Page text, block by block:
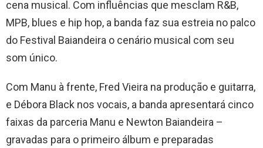
cena musical. Com influências que mesclam R&B,
MPB, blues e hip hop, a banda faz sua estreia no palco
do Festival Baiandeira o cenário musical com seu
som único.
Com Manu à frente, Fred Vieira na produção e guitarra,
e Débora Black nos vocais, a banda apresentará cinco
faixas da parceria Manu e Newton Baiandeira –
gravadas para o primeiro álbum e preparadas